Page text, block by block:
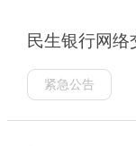
民生银行网
紧急公告